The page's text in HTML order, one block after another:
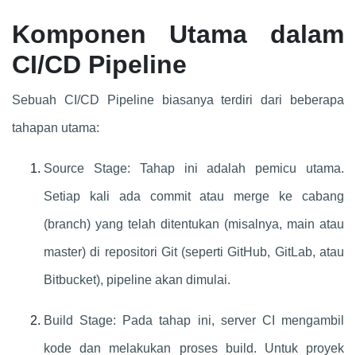
Komponen Utama dalam
CI/CD Pipeline
Sebuah CI/CD Pipeline biasanya terdiri dari beberapa
tahapan utama:
Source Stage: Tahap ini adalah pemicu utama.
Setiap kali ada commit atau merge ke cabang
(branch) yang telah ditentukan (misalnya, main atau
master) di repositori Git (seperti GitHub, GitLab, atau
Bitbucket), pipeline akan dimulai.
Build Stage: Pada tahap ini, server CI mengambil
kode dan melakukan proses build. Untuk proyek